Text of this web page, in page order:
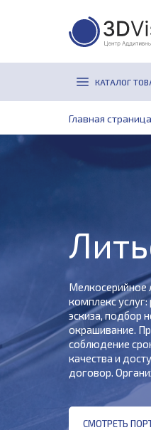
КАТАЛОГ
Главная страница
Мелкосерийное
комплекс
эскиза, подбор
окрашивание.
соблюдение
качества и
договор.
СМОТРЕТЬ